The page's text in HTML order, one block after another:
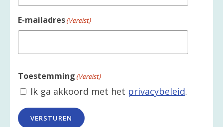
E-mailadres(Vereist)
Toestemming (Vereist)
Ik ga akkoord met het privacybeleid.
VERSTUREN